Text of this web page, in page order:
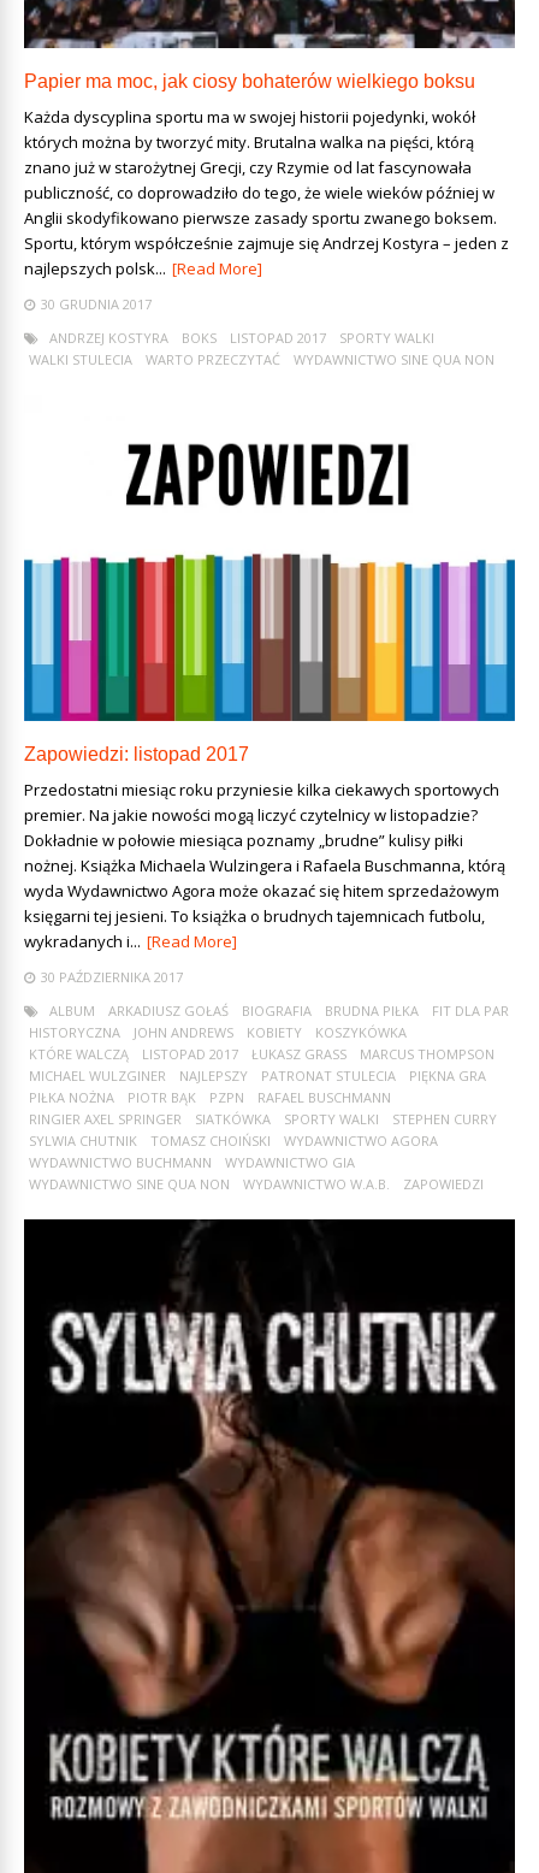
Papier ma moc, jak ciosy bohaterów wielkiego boksu
Każda dyscyplina sportu ma w swojej historii pojedynki, wokół
których można by tworzyć mity. Brutalna walka na pięści, którą
znano już w starożytnej Grecji, czy Rzymie od lat fascynowała
publiczność, co doprowadziło do tego, że wiele wieków później w
Anglii skodyfikowano pierwsze zasady sportu zwanego boksem.
Sportu, którym współcześnie zajmuje się Andrzej Kostyra – jeden z
najlepszych polsk... [Read More]
30 GRUDNIA 2017
ANDRZEJ KOSTYRA
BOKS LISTOPAD 2017
SPORTY WALKI
WALKI STULECIA
WARTO PRZECZYTAĆ WYDAWNICTWO SINE QUA NON
Zapowiedzi: listopad 2017
Przedostatni miesiąc roku przyniesie kilka ciekawych sportowych
premier. Na jakie nowości mogą liczyć czytelnicy w listopadzie?
Dokładnie w połowie miesiąca poznamy „brudne” kulisy piłki
nożnej. Książka Michaela Wulzingera i Rafaela Buschmanna, którą
wyda Wydawnictwo Agora może okazać się hitem sprzedażowym
księgarni tej jesieni. To książka o brudnych tajemnicach futbolu,
wykradanych i... [Read More]
30 PAŹDZIERNIKA 2017
ALBUM
ARKADIUSZ GOŁAŚ BIOGRAFIA BRUDNA PIŁKA
FIT DLA PAR
HISTORYCZNA
JOHN ANDREWS KOBIETY
KOSZYKÓWKA
KTÓRE WALCZĄ
LISTOPAD 2017 ŁUKASZ GRASS
MARCUS THOMPSON
MICHAEL WULZGINER
NAJLEPSZY PATRONAT STULECIA
PIĘKNA GRA
PIŁKA NOŻNA
PIOTR BĄK PZPN
RAFAEL BUSCHMANN
RINGIER AXEL SPRINGER
SIATKÓWKA SPORTY WALKI
STEPHEN CURRY
SYLWIA CHUTNIK
TOMASZ CHOIŃSKI
WYDAWNICTWO AGORA
WYDAWNICTWO BUCHMANN
WYDAWNICTWO GIA
WYDAWNICTWO SINE QUA NON
WYDAWNICTWO W.A.B. ZAPOWIEDZI